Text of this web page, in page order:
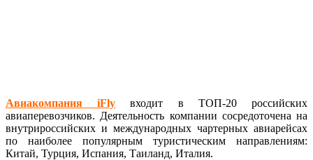
Авиакомпания iFly входит в ТОП-20 российских
авиаперевозчиков. Деятельность компании сосредоточена на
внутрироссийских и международных чартерных авиарейсах
по наиболее популярным туристическим направлениям:
Китай, Турция, Испания, Таиланд, Италия.